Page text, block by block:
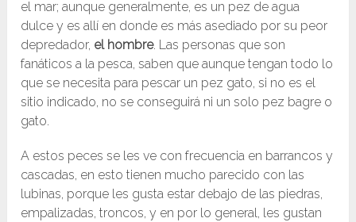
el mar; aunque generalmente, es un pez de agua
dulce y es allí en donde es más asediado por su peor
depredador, el hombre. Las personas que son
fanáticos a la pesca, saben que aunque tengan todo lo
que se necesita para pescar un pez gato, si no es el
sitio indicado, no se conseguirá ni un solo pez bagre o
gato.
A estos peces se les ve con frecuencia en barrancos y
cascadas, en esto tienen mucho parecido con las
lubinas, porque les gusta estar debajo de las piedras,
empalizadas, troncos, y en por lo general, les gustan